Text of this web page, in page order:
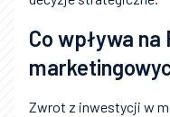
Co wpływa na
Zwrot z inwestycji w